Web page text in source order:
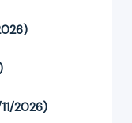
2026)